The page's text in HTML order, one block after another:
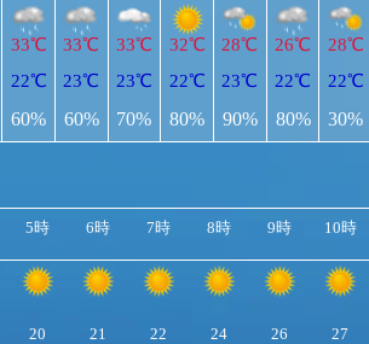
33℃
22℃
60%
33℃
23℃
60%
33℃
23℃
70%
32℃
22℃
80%
28℃
23℃
90%
26℃
22℃
80%
28℃
22℃
30%
5時 6時 7時 8時 9時 10時
20 21 22 24 26 27